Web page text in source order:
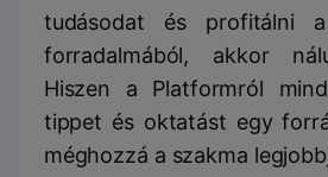
tudásodat és profitálni
forradalmából, akkor
Hiszen a Platformról
tippet és oktatást egy
méghozzá a szakma